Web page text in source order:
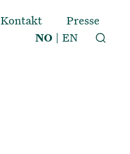
Kontakt
Presse
NO | EN